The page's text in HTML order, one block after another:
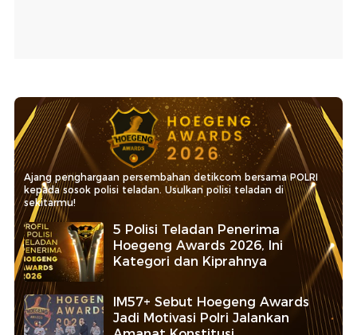
Ajang penghargaan persembahan detikcom bersama POLRI
kepada sosok polisi teladan. Usulkan polisi teladan di
sekitarmu!
5 Polisi Teladan Penerima
Hoegeng Awards 2026, Ini
Kategori dan Kiprahnya
IM57+ Sebut Hoegeng Awards
Jadi Motivasi Polri Jalankan